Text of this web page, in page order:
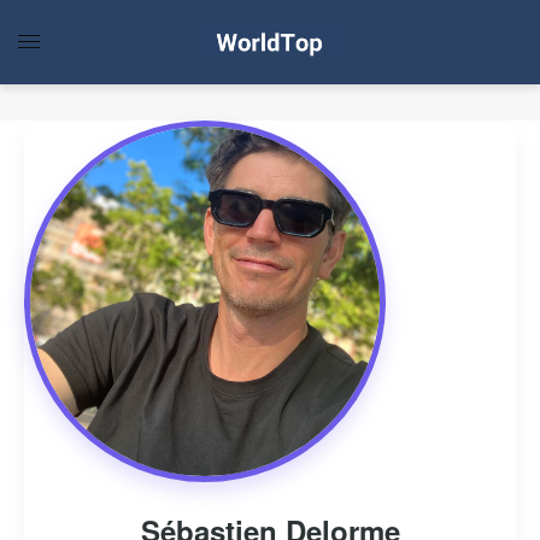
Sébastien Delorme